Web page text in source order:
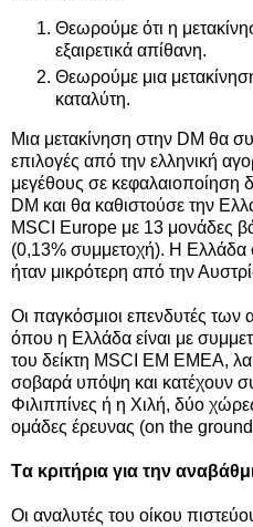
Θεωρούμε ότι η
εξαιρετικά απίθανη.
Θεωρούμε μια
καταλύτη.
Μια μετακίνηση στην DM θα
επιλογές από την ελληνική
μεγέθους σε κεφαλαιοποίηση
DM και θα καθιστούσε την
MSCI Europe με 13 μονάδες
(0,13% συμμετοχή). Η Ελλάδα
ήταν μικρότερη από την
Οι παγκόσμιοι επενδυτές
όπου η Ελλάδα είναι με
του δείκτη MSCI EM EMEA,
σοβαρά υπόψη και κατέχουν
Φιλιππίνες ή η Χιλή, δύο
ομάδες έρευνας (on the
Tα κριτήρια για την
Οι αναλυτές του οίκου